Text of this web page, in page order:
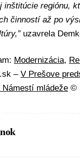
inštitúcie regiónu,
činností až po
uzavrela
Modernizácia,
– V Prešove
Námestí mládeže ©